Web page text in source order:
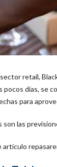
retail,
pocos días, se
para
son las
artículo